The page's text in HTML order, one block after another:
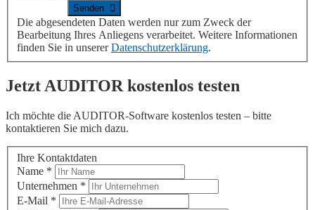
Die abgesendeten Daten werden nur zum Zweck der
Bearbeitung Ihres Anliegens verarbeitet. Weitere Informationen
finden Sie in unsererDatenschutzerklärung.
Jetzt AUDITOR kostenlos testen
Ich möchte die AUDITOR-Software kostenlos testen – bitte
kontaktieren Sie mich dazu.
Ihre Kontaktdaten
Name *
Unternehmen *
E-Mail *